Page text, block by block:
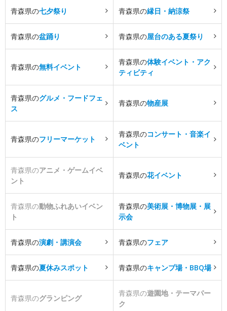
青森県の七夕祭り 青森県の縁日・納涼祭
青森県の盆踊り 青森県の屋台のある夏祭り
青森県の無料イベント
青森県の体験イベント・アク
ティビティ
青森県のグルメ・フードフェ
ス
青森県の物産展
青森県のフリーマーケット
青森県のコンサート・音楽イ
ベント
青森県のアニメ・ゲームイベ
ント
青森県の花イベント
青森県の動物ふれあいイベン
ト
青森県の美術展・博物展・展
示会
青森県の演劇・講演会 青森県のフェア
青森県の夏休みスポット 青森県のキャンプ場・BBQ場
青森県のグランピング
青森県の遊園地・テーマパー
ク